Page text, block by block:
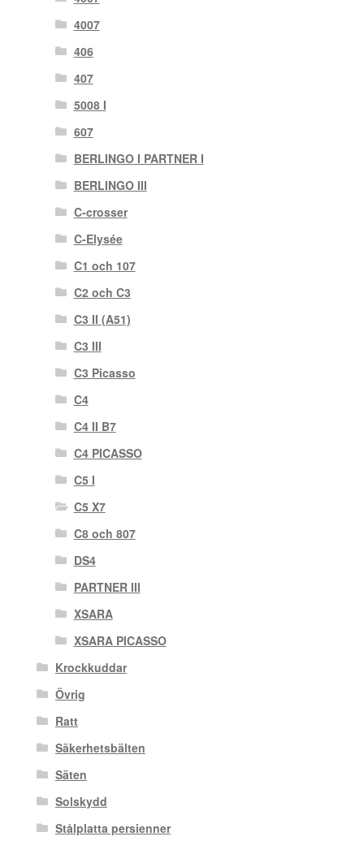
4007
406
407
5008 I
607
BERLINGO I PARTNER I
BERLINGO III
C-crosser
C-Elysée
C1 och 107
C2 och C3
C3 II (A51)
C3 III
C3 Picasso
C4
C4 II B7
C4 PICASSO
C5 I
C5 X7
C8 och 807
DS4
PARTNER III
XSARA
XSARA PICASSO
Krockkuddar
Övrig
Ratt
Säkerhetsbälten
Säten
Solskydd
Stålplatta persienner